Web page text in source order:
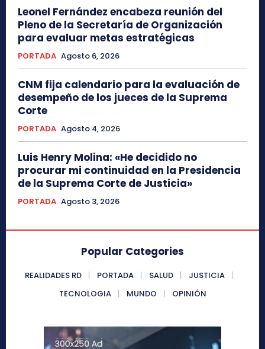
Leonel Fernández encabeza reunión del
Pleno de la Secretaría de Organización
para evaluar metas estratégicas
PORTADA Agosto 6, 2026
CNM fija calendario para la evaluación de
desempeño de los jueces de la Suprema
Corte
PORTADA Agosto 4, 2026
Luis Henry Molina: «He decidido no
procurar mi continuidad en la Presidencia
de la Suprema Corte de Justicia»
PORTADA Agosto 3, 2026
Popular Categories
REALIDADES RD PORTADA SALUD
JUSTICIA
TECNOLOGIA
MUNDO OPINIÓN